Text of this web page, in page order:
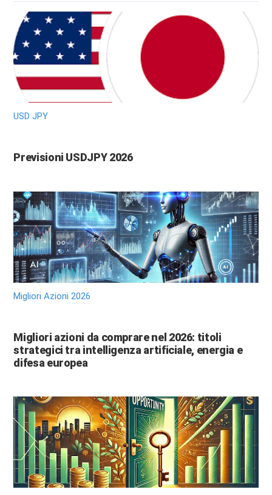
USD JPY
Previsioni USDJPY 2026
Migliori Azioni 2026
Migliori azioni da comprare nel 2026: titoli
strategici tra intelligenza artificiale, energia e
difesa europea